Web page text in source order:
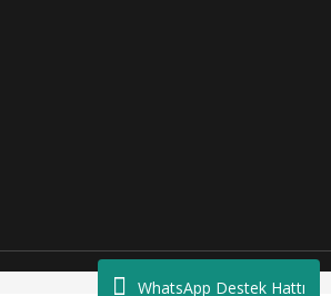
WhatsApp Destek Hattı